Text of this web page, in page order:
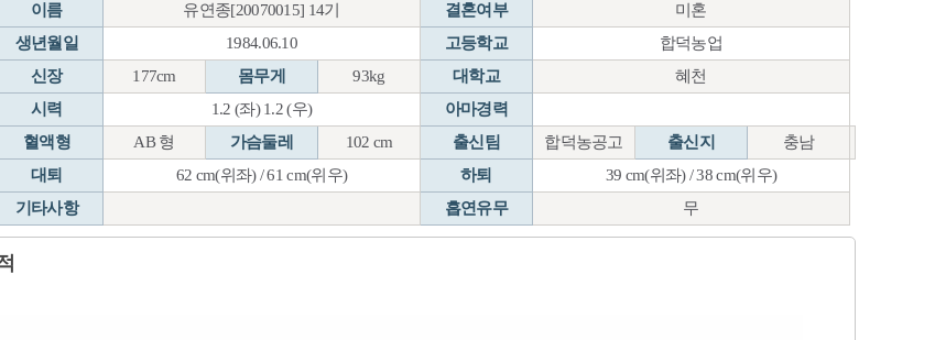
이름 유연종[20070015] 14기 결혼여부
미혼
생년월일
1984.06.10 고등학교
합덕농업
신장
177cm 몸무게 93kg 대학교
혜천
시력
1.2 (좌) 1.2 (우)
아마경력
혈액형
AB 형 가슴둘레 102 cm 출신팀 합덕농공고 출신지
충남
대퇴
62 cm(위좌) / 61 cm(위우) 하퇴
39 cm(위좌) / 38 cm(위우)
기타사항
흡연유무 무